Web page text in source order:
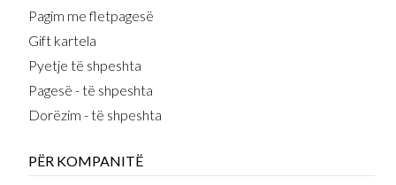
Pagim me fletpagesë
Gift kartela
Pyetje të shpeshta
Pagesë - të shpeshta
Dorëzim - të shpeshta
PËR KOMPANITË